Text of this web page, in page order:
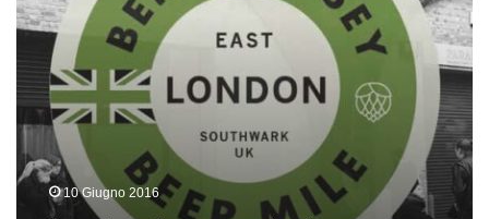
capitale
inglese
10 Giugno 2016